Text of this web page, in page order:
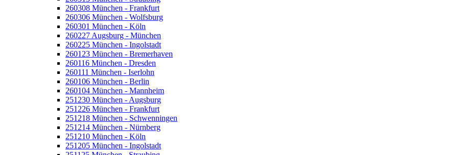
260308 München - Frankfurt
260306 München - Wolfsburg
260301 München - Köln
260227 Augsburg - München
260225 München - Ingolstadt
260123 München - Bremerhaven
260116 München - Dresden
260111 München - Iserlohn
260106 München - Berlin
260104 München - Mannheim
251230 München - Augsburg
251226 München - Frankfurt
251218 München - Schwenningen
251214 München - Nürnberg
251210 München - Köln
251205 München - Ingolstadt